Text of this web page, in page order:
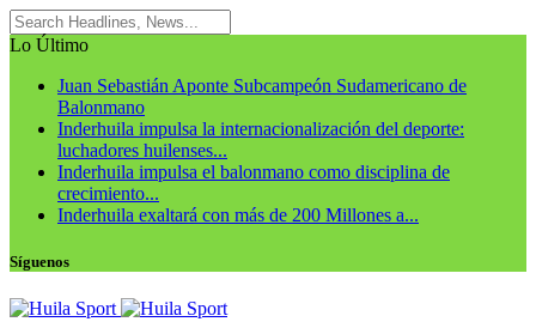
Lo Último
Juan Sebastián Aponte Subcampeón Sudamericano de
Balonmano
Inderhuila impulsa la internacionalización del deporte:
luchadores huilenses...
Inderhuila impulsa el balonmano como disciplina de
crecimiento...
Inderhuila exaltará con más de 200 Millones a...
Síguenos